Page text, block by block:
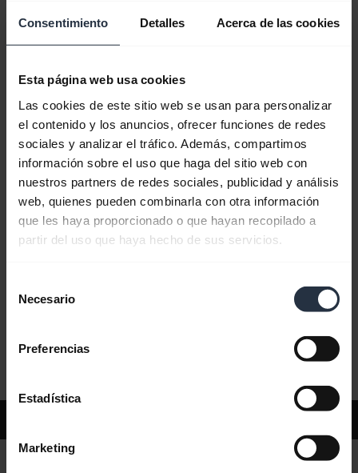
Consentimiento Detalles Acerca de las cookies
Esta página web usa cookies
Las cookies de este sitio web se usan para personalizar
el contenido y los anuncios, ofrecer funciones de redes
sociales y analizar el tráfico. Además, compartimos
información sobre el uso que haga del sitio web con
nuestros partners de redes sociales, publicidad y análisis
web, quienes pueden combinarla con otra información
que les haya proporcionado o que hayan recopilado a
partir del uso que haya hecho de sus servicios.
Necesario
Preferencias
Estadística
Marketing
Recursos para empezar
Guía de sincronización Bluetooth
Preguntas más frecuentes
Documentos de producto